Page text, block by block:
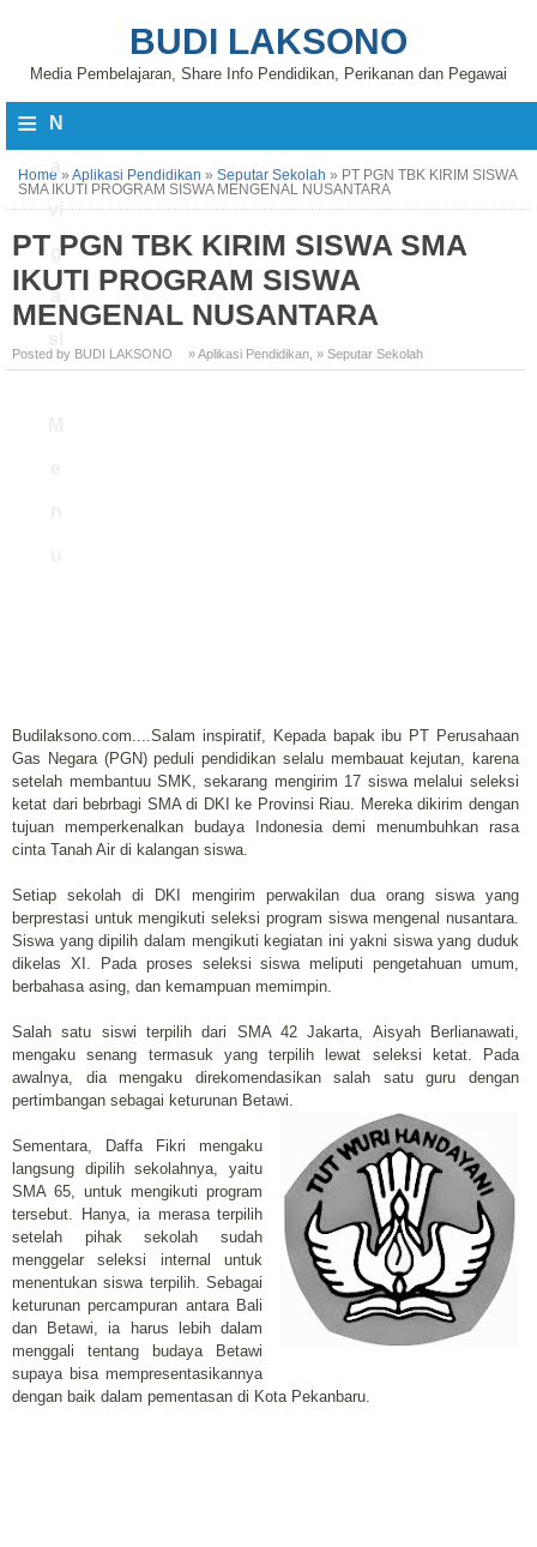
BUDI LAKSONO
Media Pembelajaran, Share Info Pendidikan, Perikanan dan Pegawai
≡ N
vi
g
a
Home » Aplikasi Pendidikan » Seputar Sekolah » PT PGN TBK KIRIM SISWA
SMA IKUTI PROGRAM SISWA MENGENAL NUSANTARA
PT PGN TBK KIRIM SISWA SMA
IKUTI PROGRAM SISWA
MENGENAL NUSANTARA
Posted by BUDI LAKSONO » Aplikasi Pendidikan » Seputar Sekolah
Budilaksono.com....Salam inspiratif, Kepada bapak ibu PT Perusahaan
Gas Negara (PGN) peduli pendidikan selalu membauat kejutan, karena
setelah membantuu SMK, sekarang mengirim 17 siswa melalui seleksi
ketat dari bebrbagi SMA di DKI ke Provinsi Riau. Mereka dikirim dengan
tujuan memperkenalkan budaya Indonesia demi menumbuhkan rasa
cinta Tanah Air di kalangan siswa.
Setiap sekolah di DKI mengirim perwakilan dua orang siswa yang
berprestasi untuk mengikuti seleksi program siswa mengenal nusantara.
Siswa yang dipilih dalam mengikuti kegiatan ini yakni siswa yang duduk
dikelas XI. Pada proses seleksi siswa meliputi pengetahuan umum,
berbahasa asing, dan kemampuan memimpin.
Salah satu siswi terpilih dari SMA 42 Jakarta, Aisyah Berlianawati,
mengaku senang termasuk yang terpilih lewat seleksi ketat. Pada
awalnya, dia mengaku direkomendasikan salah satu guru dengan
pertimbangan sebagai keturunan Betawi.
Sementara, Daffa Fikri mengaku
langsung dipilih sekolahnya, yaitu
SMA 65, untuk mengikuti program
tersebut. Hanya, ia merasa terpilih
setelah pihak sekolah sudah
menggelar seleksi internal untuk
menentukan siswa terpilih. Sebagai
keturunan percampuran antara Bali
dan Betawi, ia harus lebih dalam
menggali tentang budaya Betawi
supaya bisa mempresentasikannya
dengan baik dalam pementasan di Kota Pekanbaru.